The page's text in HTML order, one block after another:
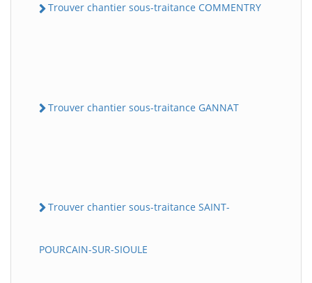
Trouver chantier sous-traitance COMMENTRY
Trouver chantier sous-traitance GANNAT
Trouver chantier sous-traitance SAINT-
POURCAIN-SUR-SIOULE